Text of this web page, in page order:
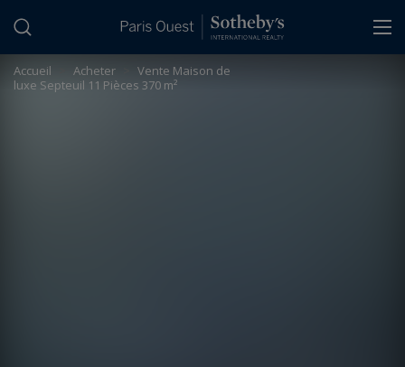
Accueil Acheter
Vente Maison de
luxe Septeuil 11 Pièces 370 m²